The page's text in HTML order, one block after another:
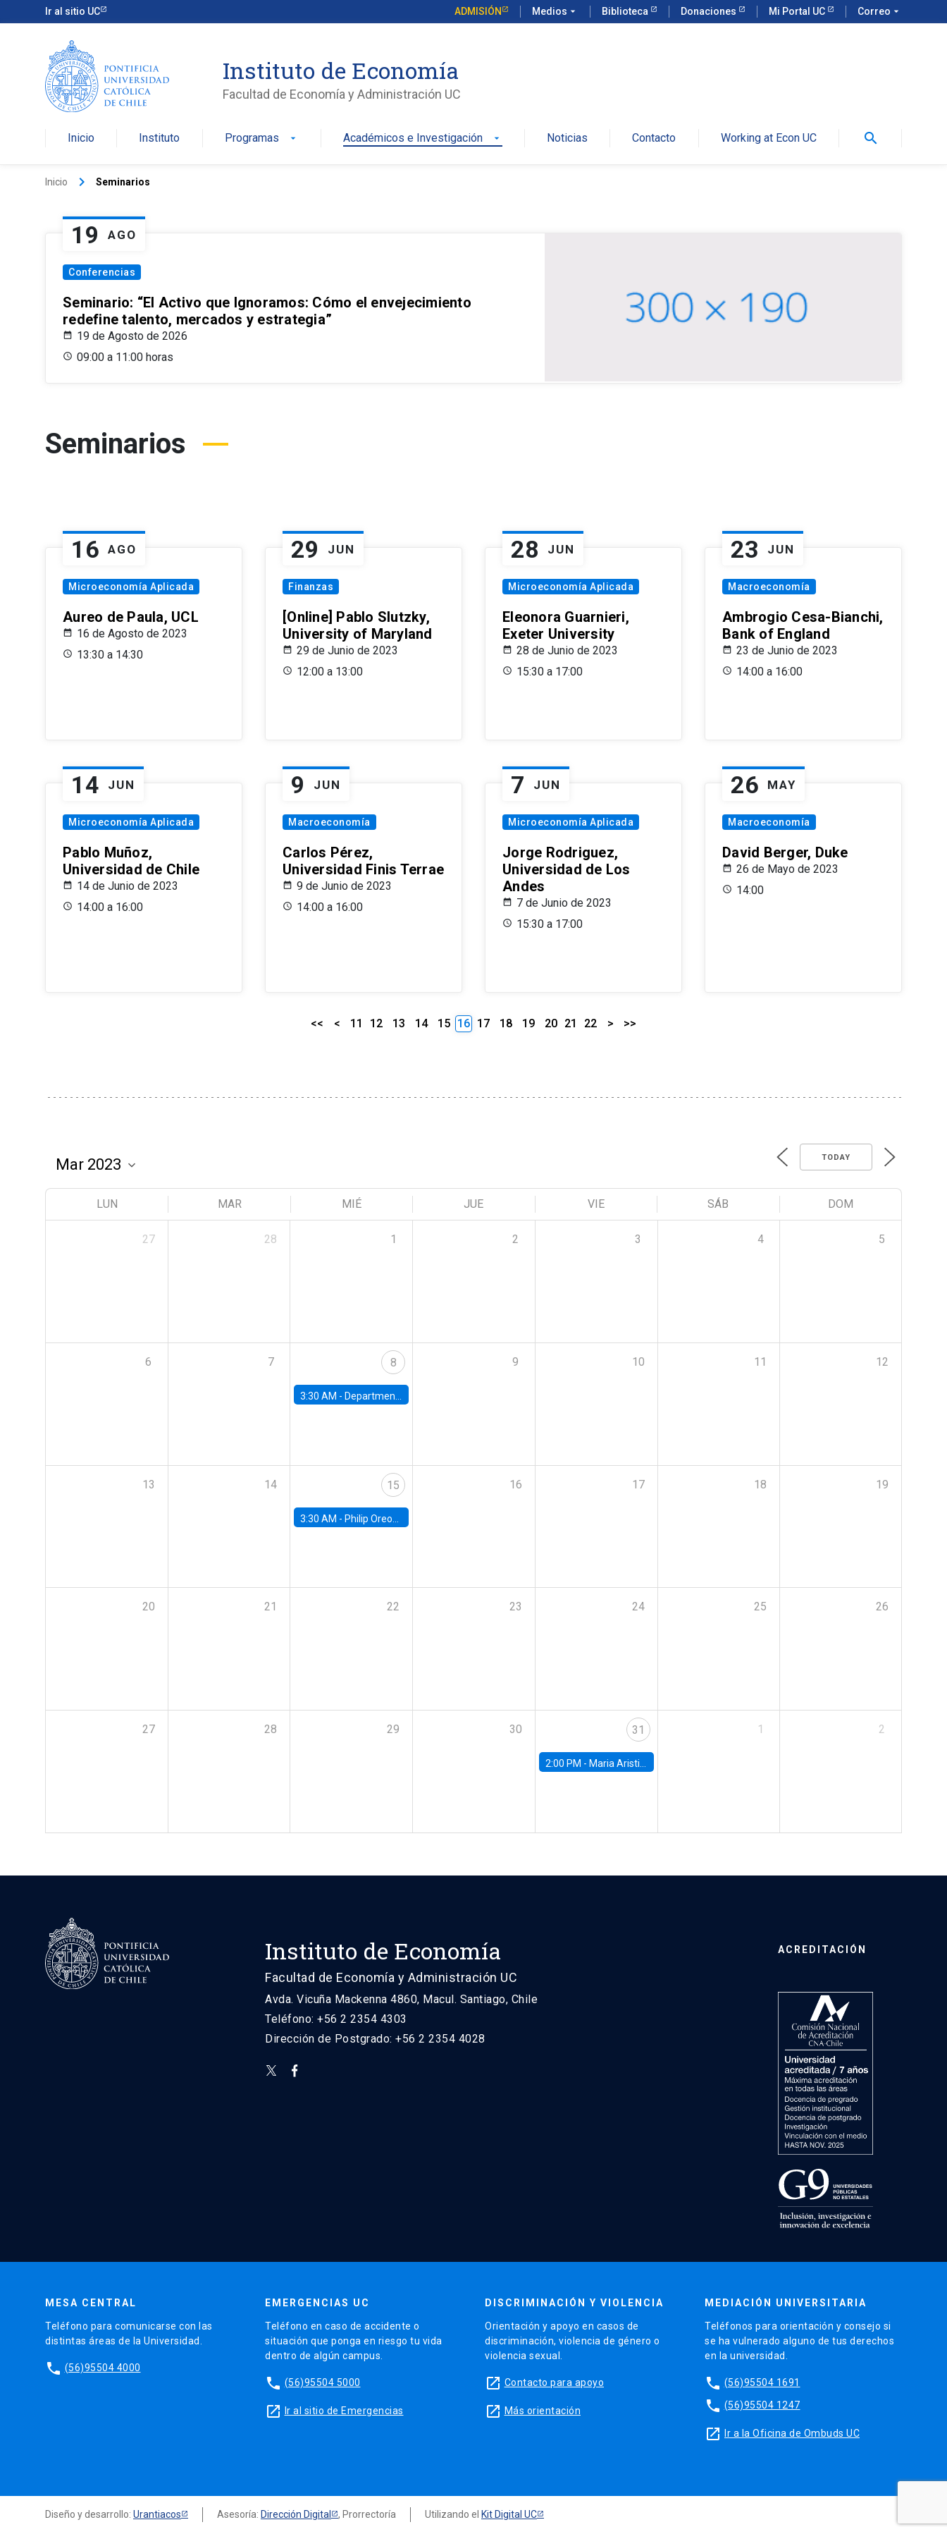
Ir al sitio UC ADMISIÓN Medios arrow_drop_down Biblioteca Donaciones Mi Portal UC Correo arrow_drop_down
Instituto de Economía
Facultad de Economía y Administración UC
Inicio Instituto Programas arrow_drop_down Académicos e Investigación arrow_drop_down Noticias Contacto Working at Econ UC search
Inicio keyboard_arrow_right Seminarios
19 AGO
Conferencias
Seminario: “El Activo que Ignoramos: Cómo el envejecimiento
redefine talento, mercados y estrategia”
19 de Agosto de 2026
09:00 a 11:00 horas
Seminarios
16 AGO
Microeconomía Aplicada
Aureo de Paula, UCL
16 de Agosto de 2023
13:30 a 14:30
29 JUN
Finanzas
[Online] Pablo Slutzky,
University of Maryland
29 de Junio de 2023
12:00 a 13:00
28 JUN
Microeconomía Aplicada
Eleonora Guarnieri,
Exeter University
28 de Junio de 2023
15:30 a 17:00
23 JUN
Macroeconomía
Ambrogio Cesa-Bianchi,
Bank of England
23 de Junio de 2023
14:00 a 16:00
14 JUN
Microeconomía Aplicada
Pablo Muñoz,
Universidad de Chile
14 de Junio de 2023
14:00 a 16:00
9 JUN
Macroeconomía
Carlos Pérez,
Universidad Finis Terrae
9 de Junio de 2023
14:00 a 16:00
7 JUN
Microeconomía Aplicada
Jorge Rodriguez,
Universidad de Los
Andes
7 de Junio de 2023
15:30 a 17:00
26 MAY
Macroeconomía
David Berger, Duke
26 de Mayo de 2023
14:00
<< < 11 12 13 14 15 16 17 18 19 20 21 22 > >>
TODAY
LUN MAR MIÉ JUE VIE SÁB DOM
27 28 1 2 3 4 5
6 7 8
3:30 AM - Department Seminar: James Robinson
9 10 11 12
13 14 15
3:30 AM - Philip Oreopolous, University of Toronto
16 17 18 19
20 21 22 23 24 25 26
27 28 29 30 31
2:00 PM - Maria Aristizabal-Ramirez, FED Board
1 2
Instituto de Economía
Facultad de Economía y Administración UC
Avda. Vicuña Mackenna 4860, Macul. Santiago, Chile
Teléfono: +56 2 2354 4303
Dirección de Postgrado: +56 2 2354 4028
ACREDITACIÓN
MESA CENTRAL
Teléfono para comunicarse con las
distintas áreas de la Universidad.
phone (56)95504 4000
EMERGENCIAS UC
Teléfono en caso de accidente o
situación que ponga en riesgo tu vida
dentro de algún campus.
phone (56)95504 5000
launch Ir al sitio de Emergencias
DISCRIMINACIÓN Y VIOLENCIA
Orientación y apoyo en casos de
discriminación, violencia de género o
violencia sexual.
launch Contacto para apoyo
launch Más orientación
MEDIACIÓN UNIVERSITARIA
Teléfonos para orientación y consejo si
se ha vulnerado alguno de tus derechos
en la universidad.
phone (56)95504 1691
phone (56)95504 1247
launch Ir a la Oficina de Ombuds UC
Diseño y desarrollo: Urantiacos Asesoría: Dirección Digital , Prorrectoría Utilizando el Kit Digital UC